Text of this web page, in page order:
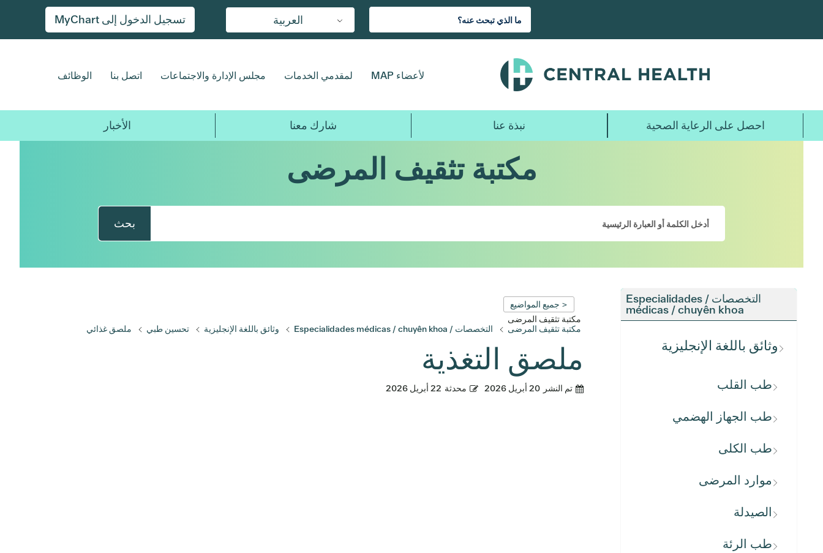
المحتوى
العربية تسجيل الدخول إلى MyChart
لأعضاء MAP لمقدمي الخدمات مجلس الإدارة والاجتماعات اتصل بنا الوظائف
احصل على الرعاية الصحية نبذة عنا شارك معنا الأخبار
مكتبة تثقيف المرضى
بحث
التخصصات / Especialidades
médicas / chuyên khoa
وثائق باللغة الإنجليزية
طب القلب
طب الجهاز الهضمي
طب الكلى
موارد المرضى
الصيدلة
طب الرئة
< جميع المواضيع
مكتبة تثقيف المرضى
مكتبة تثقيف المرضى
التخصصات / Especialidades médicas / chuyên khoa وثائق باللغة الإنجليزية تحسين طبي ملصق غذائي
ملصق التغذية
تم النشر 20 أبريل 2026 محدثة 22 أبريل 2026